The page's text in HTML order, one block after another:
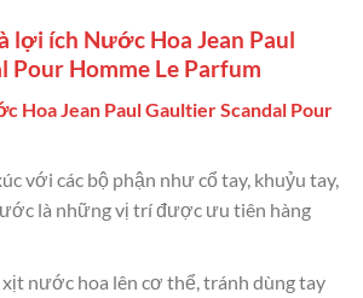
lợi ích Nước Hoa Jean Paul
Pour Homme Le Parfum
Hoa Jean Paul Gaultier Scandal Pour
với các bộ phận như cổ tay, khuỷu tay,
là những vị trí được ưu tiên hàng
xịt nước hoa lên cơ thể, tránh dùng tay